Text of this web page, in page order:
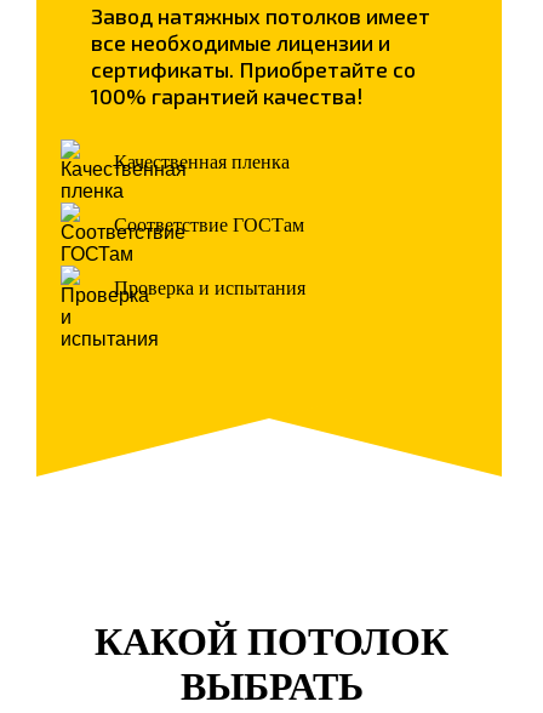
Завод натяжных потолков имеет
все необходимые лицензии и
сертификаты. Приобретайте со
100% гарантией качества!
Качественная пленка
Соответствие ГОСТам
Проверка и испытания
КАКОЙ ПОТОЛОК
ВЫБРАТЬ